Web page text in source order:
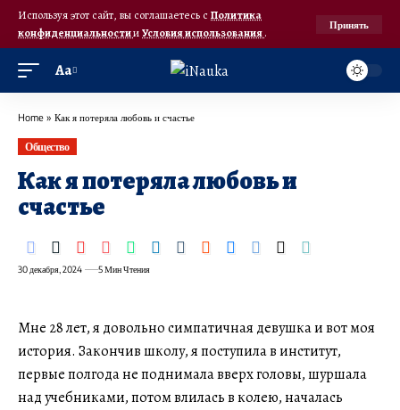
Используя этот сайт, вы соглашаетесь с Политика
конфиденциальностииУсловия использования.
Принять
Аа
Home » Как я потеряла любовь и счастье
Общество
Как я потеряла любовь и
счастье
30 декабря, 2024 5 Мин Чтения
Мне 28 лет, я довольно симпатичная девушка и вот моя
история. Закончив школу, я поступила в институт,
первые полгода не поднимала вверх головы, шуршала
над учебниками, потом влилась в колею, началась